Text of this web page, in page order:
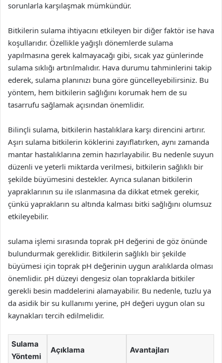
sorunlarla karşılaşmak mümkündür.
Bitkilerin sulama ihtiyacını etkileyen bir diğer faktör ise hava
koşullarıdır. Özellikle yağışlı dönemlerde sulama
yapılmasına gerek kalmayacağı gibi, sıcak yaz günlerinde
sulama sıklığı artırılmalıdır. Hava durumu tahminlerini takip
ederek, sulama planınızı buna göre güncelleyebilirsiniz. Bu
yöntem, hem bitkilerin sağlığını korumak hem de su
tasarrufu sağlamak açısından önemlidir.
Bilinçli sulama, bitkilerin hastalıklara karşı direncini artırır.
Aşırı sulama bitkilerin köklerini zayıflatırken, aynı zamanda
mantar hastalıklarına zemin hazırlayabilir. Bu nedenle suyun
düzenli ve yeterli miktarda verilmesi, bitkilerin sağlıklı bir
şekilde büyümesini destekler. Ayrıca sulanan bitkilerin
yapraklarının su ile ıslanmasına da dikkat etmek gerekir,
çünkü yaprakların su altında kalması bitki sağlığını olumsuz
etkileyebilir.
sulama işlemi sırasında toprak pH değerini de göz önünde
bulundurmak gereklidir. Bitkilerin sağlıklı bir şekilde
büyümesi için toprak pH değerinin uygun aralıklarda olması
önemlidir. pH düzeyi dengesiz olan topraklarda bitkiler
gerekli besin maddelerini alamayabilir. Bu nedenle, tuzlu ya
da asidik bir su kullanımı yerine, pH değeri uygun olan su
kaynakları tercih edilmelidir.
Sulama
Yöntemi
Açıklama Avantajları